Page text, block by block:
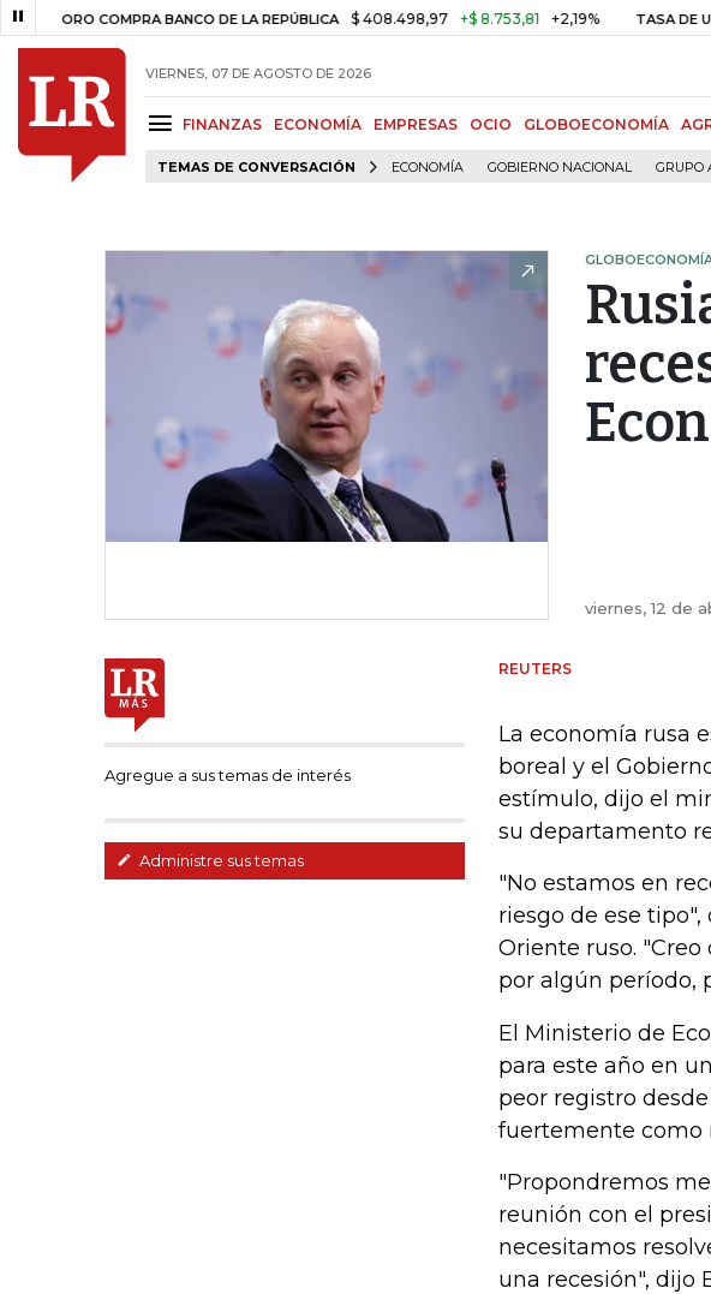
ORO COMPRA BANCO DE LA REPÚBLICA $ 408.498,97 +$ 8.753,81 +2,19% TASA DE USURA
VIERNES, 07 DE AGOSTO DE 2026
FINANZAS ECONOMÍA EMPRESAS OCIO GLOBOECONOMÍA
TEMAS DE CONVERSACIÓN ECONOMÍA GOBIERNO NACIONAL GRUPO
viernes, 12 de
Agregue a sus temas de interés
Administre sus temas
REUTERS
La economía rusa
boreal y el
estímulo, dijo el
su departamento
"No estamos en
riesgo de ese
Oriente ruso.
por algún período,
El Ministerio de
para este año en
peor registro
fuertemente como
"Propondremos
reunión con el
necesitamos
una recesión", dijo